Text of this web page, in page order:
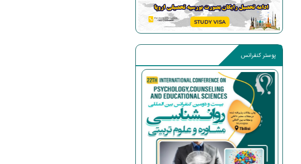
پوستر کنفرانس